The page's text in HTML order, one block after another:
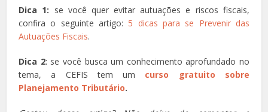
Dica 1: se você quer evitar autuações e riscos fiscais,
confira o seguinte artigo: 5 dicas para se Prevenir das
Autuações Fiscais.
Dica 2: se você busca um conhecimento aprofundado no
tema, a CEFIS tem um curso gratuito sobre
Planejamento Tributário.